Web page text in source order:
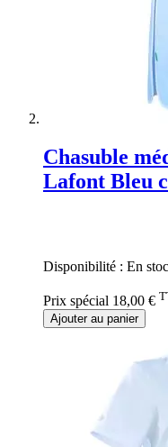
Chasuble
Lafont Bleu
Disponibilité : En
Prix spécial 18,00 €
Ajouter au panier